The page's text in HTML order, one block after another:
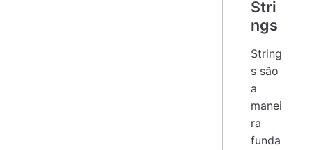
Stri
ngs
String
s são
a
manei
ra
funda